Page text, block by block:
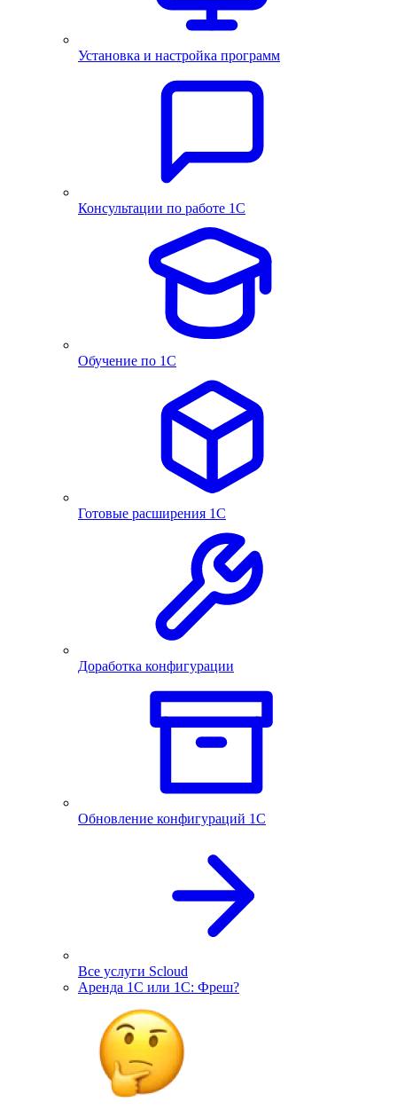
Установка и настройка программ
Консультации по работе 1С
Обучение по 1С
Готовые расширения 1С
Доработка конфигурации
Обновление конфигураций 1С
Все услуги Scloud
Аренда 1С или 1С: Фреш?